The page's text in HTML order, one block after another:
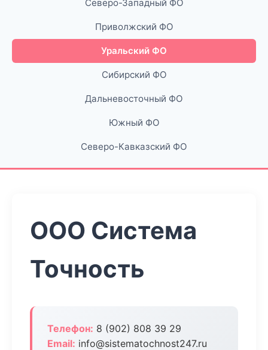
Северо-Западный ФО
Приволжский ФО
Уральский ФО
Сибирский ФО
Дальневосточный ФО
Южный ФО
Северо-Кавказский ФО
ООО Система
Точность
Телефон: 8 (902) 808 39 29
Email: info@sistematochnost247.ru